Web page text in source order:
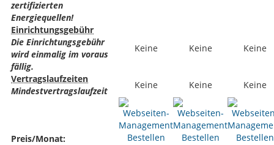
zertifizierten
Energiequellen!
Einrichtungsgebühr
Die Einrichtungsgebühr
wird einmalig im voraus
fällig.
Keine Keine Keine
Vertragslaufzeiten
Mindestvertragslaufzeit
Keine Keine Keine
Preis/Monat: